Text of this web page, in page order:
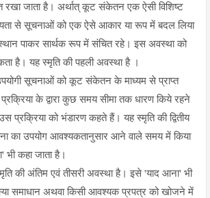
रखा जाता है। अर्थात् कूट संकेतन एक ऐसी विशिष्ट
से सूचनाओं को एक ऐसे आकार या रूप में बदल लिया
स्थान पाकर सार्थक रूप में संचित रहे। इस अवस्था को
है। यह स्मृति की पहली अवस्था है ।
सूचनाओं को कूट संकेतन के माध्यम से प्राप्त
के द्वारा कुछ समय सीमा तक धारण किये रहने
प्रक्रिया को भंडारण कहते हैं। यह स्मृति की द्वितीय
का उपयोग आवश्यकतानुसार आने वाले समय में किया
भी कहा जाता है।
की अंतिम एवं तीसरी अवस्था है। इसे 'याद आना' भी
समाधान अथवा किसी आवश्यक प्रपत्र को खोजने में